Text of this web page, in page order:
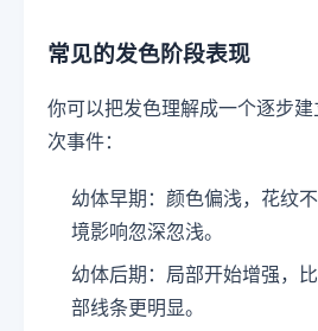
常见的发色阶段表现
你可以把发色理解成一个逐步
次事件：
幼体早期：颜色偏浅，花纹
境影响忽深忽浅。
幼体后期：局部开始增强，
部线条更明显。